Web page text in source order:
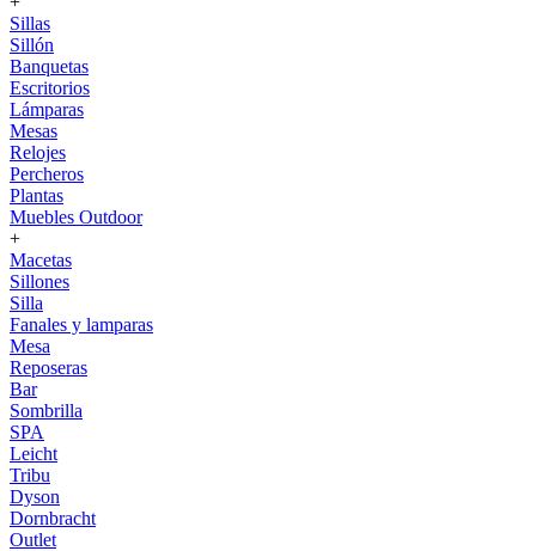
Sillas
Sillón
Banquetas
Escritorios
Lámparas
Mesas
Relojes
Percheros
Plantas
Muebles Outdoor
+
Macetas
Sillones
Silla
Fanales y lamparas
Mesa
Reposeras
Bar
Sombrilla
SPA
Leicht
Tribu
Dyson
Dornbracht
Outlet